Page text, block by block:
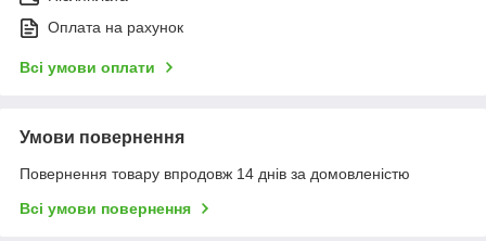
Оплата на рахунок
Всі умови оплати
Умови повернення
Повернення товару впродовж 14 днів за домовленістю
Всі умови повернення